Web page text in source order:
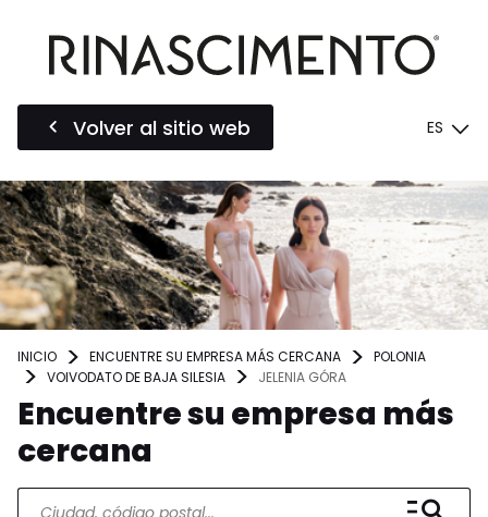
Volver al sitio web ES
INICIO ENCUENTRE SU EMPRESA MÁS CERCANA
POLONIA
VOIVODATO DE BAJA SILESIA
JELENIA GÓRA
Encuentre su empresa más
cercana